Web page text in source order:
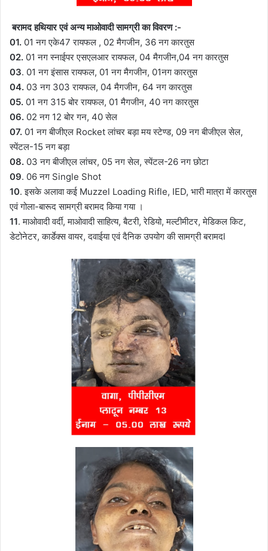
बरामद हथियार एवं अन्य माओवादी सामग्री का विवरण :-
01. 01 नग एके47 रायफल , 02 मैगजीन, 36 नग कारतुस
02. 01 नग स्नाईपर एसएलआर रायफल, 04 मैगजीन,04 नग कारतुस
03. 01 नग इंसास रायफल, 01 नग मैगजीन, 01नग कारतुस
04. 03 नग 303 रायफल, 04 मैगजीन, 64 नग कारतुस
05. 01 नग 315 बोर रायफल, 01 मैगजीन, 40 नग कारतुस
06. 02 नग 12 बोर गन, 40 सेल
07. 01 नग बीजीएल Rocket लांचर बड़ा मय स्टेण्ड, 09 नग बीजीएल सेल,
स्पेंटल-15 नग बड़ा
08. 03 नग बीजीएल लांचर, 05 नग सेल, स्पेंटल-26 नग छोटा
09. 06 नग Single Shot
10. इसके अलावा कई Muzzel Loading Rifle, IED, भारी मात्रा में कारतुस
एवं गोला-बारूद सामग्री बरामद किया गया ।
11. माओवादी वर्दी, माओवादी साहित्य, बैटरी, रेडियो, मल्टीमीटर, मेडिकल किट,
डेटोनेटर, कार्डेक्स वायर, दवाईया एवं दैनिक उपयोग की सामग्री बरामदl